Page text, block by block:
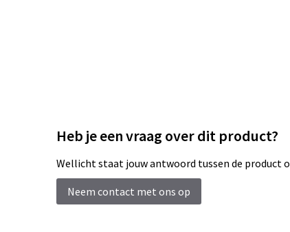
Heb je een vraag over dit product?
Wellicht staat jouw antwoord tussen de product
Neem contact met ons op